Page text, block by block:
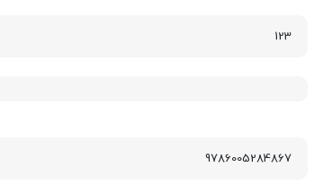
123
9786005284867